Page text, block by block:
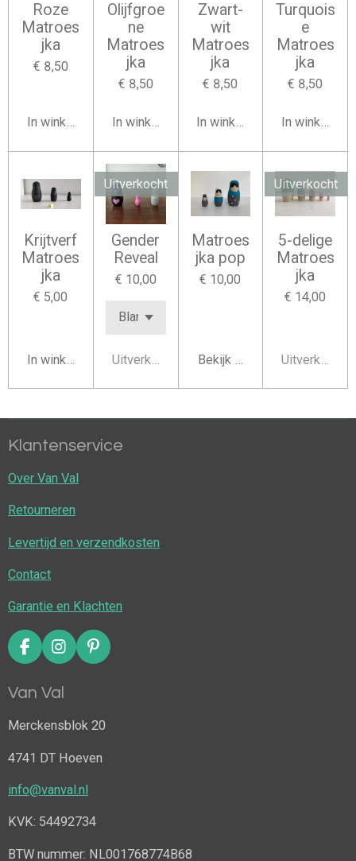
Roze
Matroes
jka
€ 8,50
In winkelwagen
Olijfgroe
ne
Matroes
jka
€ 8,50
In winkelwagen
Zwart-
wit
Matroes
jka
€ 8,50
In winkelwagen
Turquois
e
Matroes
jka
€ 8,50
In
Krijtverf
Matroes
jka
€ 5,00
In winkelwagen
Uitverkocht
Gender
Reveal
€ 10,00
Uitverkocht
Matroes
jka pop
€ 10,00
Bekijk details
Uitverkocht
5-delige
Matroes
jka
€ 14,00
Uitverkocht
Klantenservice
Over Van Val
Retourneren
Levertijd en verzendkosten
Contact
Garantie en Klachten
F
a
e
o
k
I
n
s
t
g
a
P
i
r
s
Van Val
Merckensblok 20
4741 DT Hoeven
info@vanval.nl
KVK: 54492734
BTW nummer: NL001768774B68